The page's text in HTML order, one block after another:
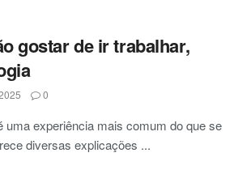
gostar de ir trabalhar,
0
uma experiência mais comum do que se
diversas explicações ...